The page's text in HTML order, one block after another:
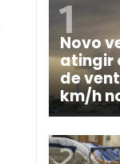
Novo
atingir
de
km/h